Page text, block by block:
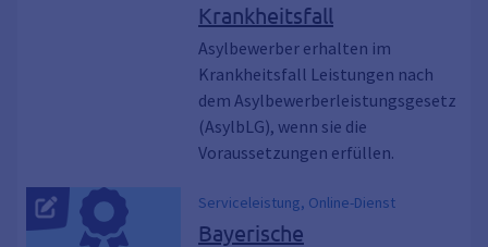
Krankheitsfall
Asylbewerber erhalten im
Krankheitsfall Leistungen nach
dem Asylbewerberleistungsgesetz
(AsylbLG), wenn sie die
Voraussetzungen erfüllen.
Serviceleistung, Online-Dienst
Bayerische